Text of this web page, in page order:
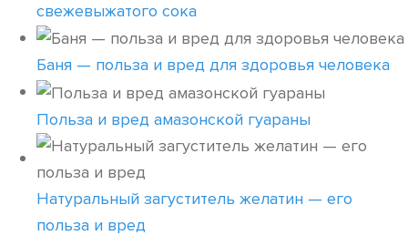
свежевыжатого сока
Баня — польза и вред для здоровья человека
Польза и вред амазонской гуараны
Натуральный загуститель желатин — его
польза и вред